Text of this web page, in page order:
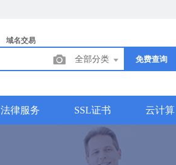
域名交易
全部分类 免费查询
法律服务 SSL证书 云计算